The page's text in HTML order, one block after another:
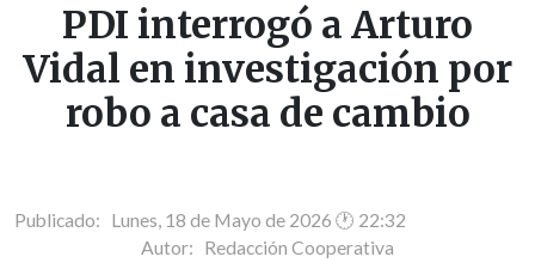
PDI interrogó a Arturo
Vidal en investigación por
robo a casa de cambio
Publicado: Lunes, 18 de Mayo de 2026 🕐 22:32
Autor: Redacción Cooperativa